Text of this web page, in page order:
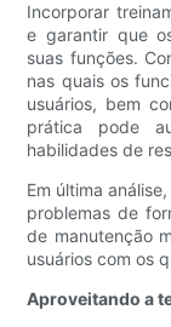
Incorporar
e garantir que
suas funções.
nas quais os
usuários, bem
prática pode
habilidades de
Em última
problemas de
de manutenção
usuários com os
Aproveitando a